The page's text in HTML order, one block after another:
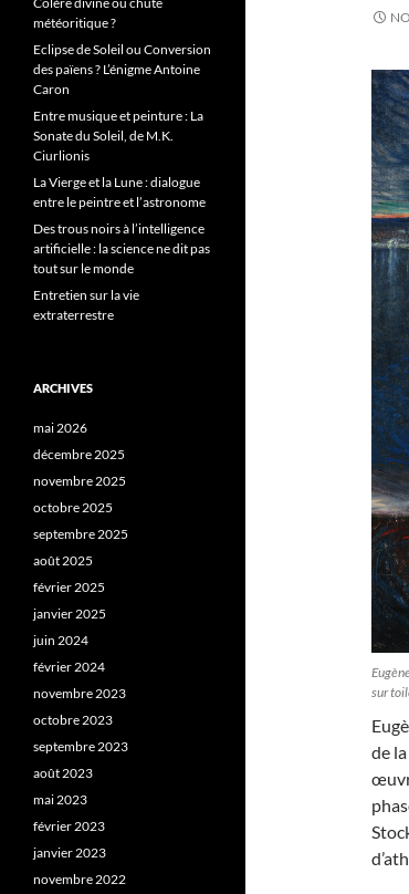
sur
de
météoritique ?
Eclipse de Soleil ou Conversion
des païens ? L’énigme Antoine
Caron
Entre musique et peinture : La
Sonate du Soleil, de M.K.
Ciurlionis
La Vierge et la Lune : dialogue
entre le peintre et l’astronome
Des trous noirs à l’intelligence
artificielle : la science ne dit pas
tout sur le monde
Entretien sur la vie
extraterrestre
ARCHIVES
mai 2026
décembre 2025
novembre 2025
octobre 2025
septembre 2025
août 2025
février 2025
janvier 2025
juin 2024
février 2024
novembre 2023
octobre 2023
septembre 2023
août 2023
mai 2023
février 2023
janvier 2023
novembre 2022